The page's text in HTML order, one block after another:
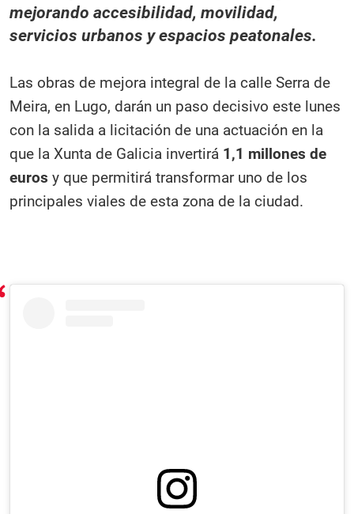
mejorando accesibilidad, movilidad,
servicios urbanos y espacios peatonales.
Las obras de mejora integral de la calle Serra de
Meira, en Lugo, darán un paso decisivo este lunes
con la salida a licitación de una actuación en la
que la Xunta de Galicia invertirá 1,1 millones de
euros y que permitirá transformar uno de los
principales viales de esta zona de la ciudad.